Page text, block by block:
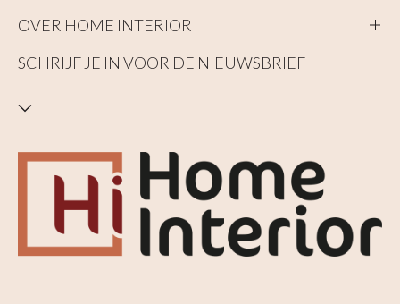
OVER HOME INTERIOR
SCHRIJF JE IN VOOR DE NIEUWSBRIEF